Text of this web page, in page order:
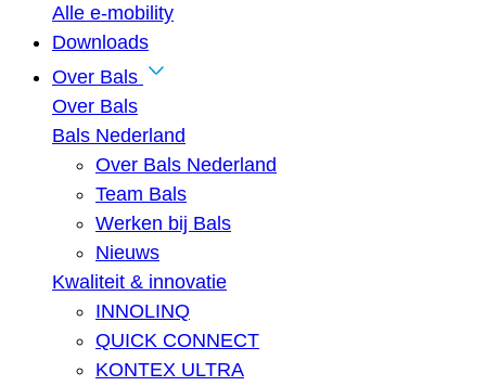
Alle e-mobility
Downloads
Over Bals
Over Bals
Bals Nederland
Over Bals Nederland
Team Bals
Werken bij Bals
Nieuws
Kwaliteit & innovatie
INNOLINQ
QUICK CONNECT
KONTEX ULTRA